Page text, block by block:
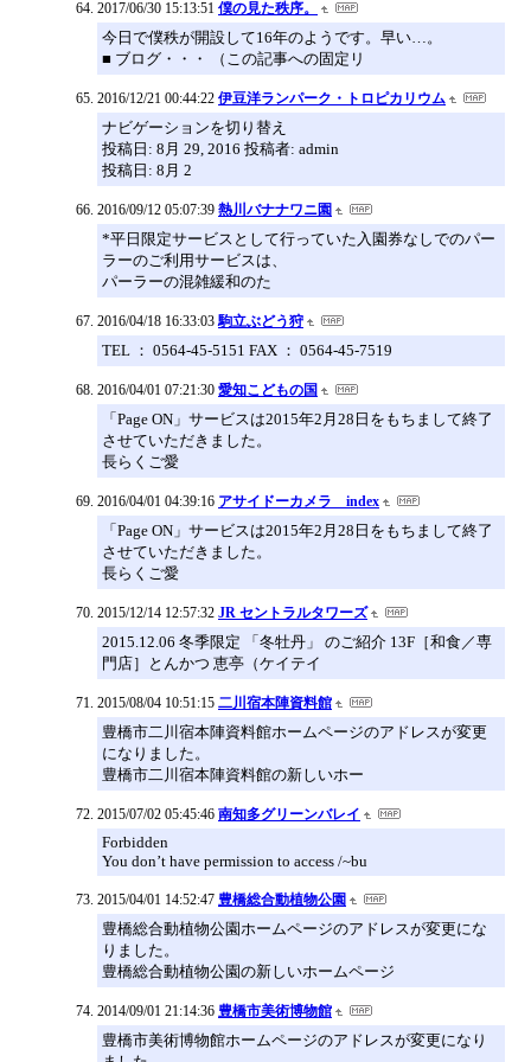
2017/06/30 15:13:51 僕の見た秩序。
今日で僕秩が開設して16年のようです。早い…。
■ ブログ・・・ （この記事への固定リ
2016/12/21 00:44:22 伊豆洋ランパーク・トロピカリウム
ナビゲーションを切り替え
投稿日: 8月 29, 2016 投稿者: admin
投稿日: 8月 2
2016/09/12 05:07:39 熱川バナナワニ園
*平日限定サービスとして行っていた入園券なしでのパー
ラーのご利用サービスは、
パーラーの混雑緩和のた
2016/04/18 16:33:03 駒立ぶどう狩
TEL ： 0564-45-5151 FAX ： 0564-45-7519
2016/04/01 07:21:30 愛知こどもの国
「Page ON」サービスは2015年2月28日をもちまして終了
させていただきました。
長らくご愛
2016/04/01 04:39:16 アサイドーカメラ index
「Page ON」サービスは2015年2月28日をもちまして終了
させていただきました。
長らくご愛
2015/12/14 12:57:32 JR セントラルタワーズ
2015.12.06 冬季限定 「冬牡丹」 のご紹介 13F［和食／専
門店］とんかつ 恵亭（ケイテイ
2015/08/04 10:51:15 二川宿本陣資料館
豊橋市二川宿本陣資料館ホームページのアドレスが変更
になりました。
豊橋市二川宿本陣資料館の新しいホー
2015/07/02 05:45:46 南知多グリーンバレイ
Forbidden
You don’t have permission to access /~bu
2015/04/01 14:52:47 豊橋総合動植物公園
豊橋総合動植物公園ホームページのアドレスが変更にな
りました。
豊橋総合動植物公園の新しいホームページ
2014/09/01 21:14:36 豊橋市美術博物館
豊橋市美術博物館ホームページのアドレスが変更になり